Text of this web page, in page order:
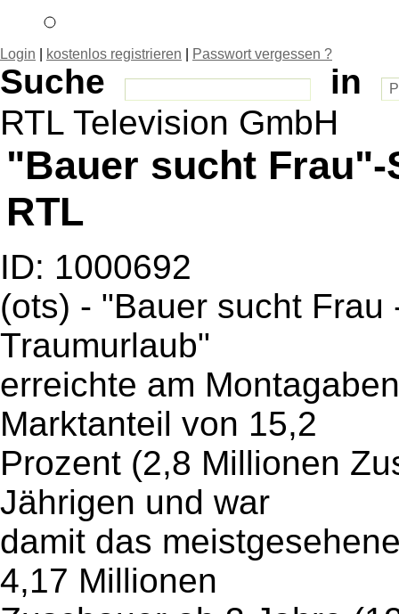
Login kostenlos registrieren Passwort vergessen ?
Suche
in
RTL Television GmbH
"Bauer sucht
RTL
ID: 1000692
(ots) - "Bauer sucht
Traumurlaub"
erreichte am
Marktanteil von 15,2
Prozent (2,8 Millionen
Jährigen und war
damit das
4,17 Millionen